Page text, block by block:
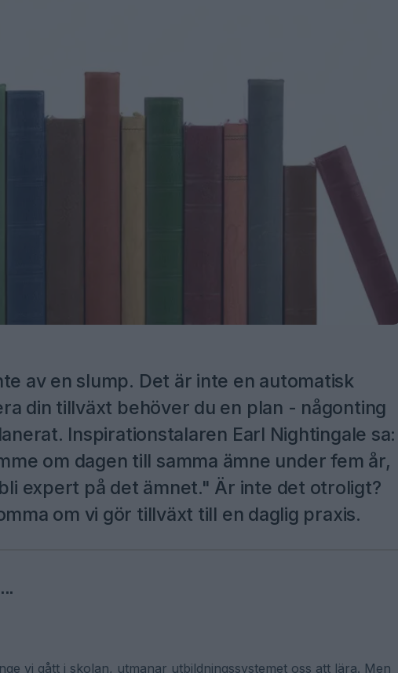
av en slump. Det är inte en automatisk
din tillväxt behöver du en plan - någonting
Inspirationstalaren Earl Nightingale sa:
om dagen till samma ämne under fem år,
expert på det ämnet." Är inte det otroligt?
om vi gör tillväxt till en daglig praxis.
vi gått i skolan, utmanar utbildningssystemet oss att lära. Men